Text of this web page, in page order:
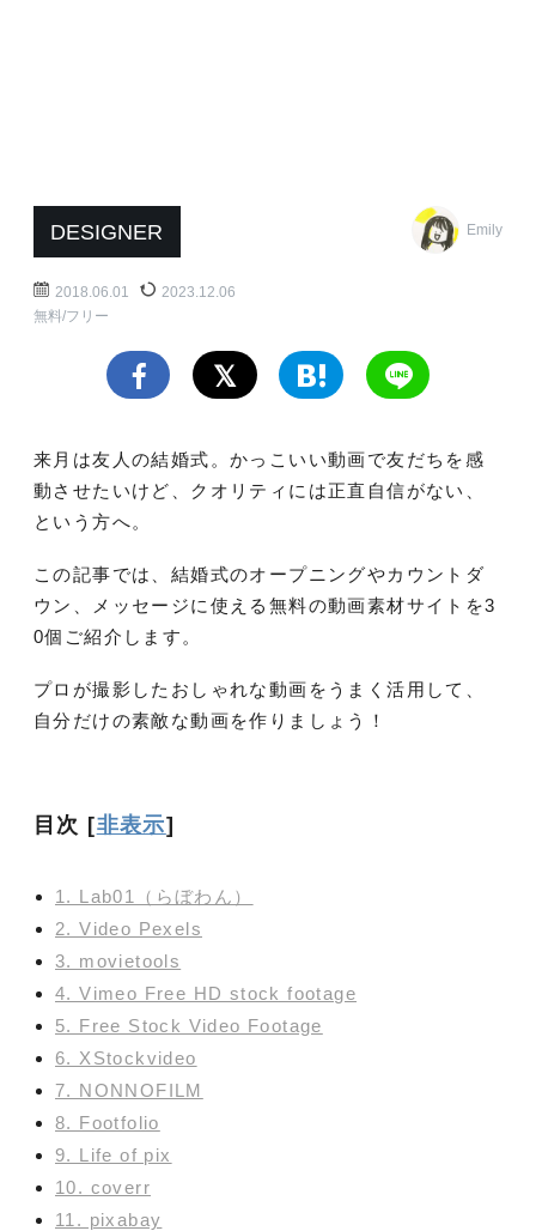
DESIGNER Emily
2018.06.01
2023.12.06
無料/フリー
来月は友人の結婚式。かっこいい動画で友だちを感
動させたいけど、クオリティには正直自信がない、
という方へ。
この記事では、結婚式のオープニングやカウントダ
ウン、メッセージに使える無料の動画素材サイトを3
0個ご紹介します。
プロが撮影したおしゃれな動画をうまく活用して、
自分だけの素敵な動画を作りましょう！
目次 [非表示]
1. Lab01（らぼわん）
2. Video Pexels
3. movietools
4. Vimeo Free HD stock footage
5. Free Stock Video Footage
6. XStockvideo
7. NONNOFILM
8. Footfolio
9. Life of pix
10. coverr
11. pixabay